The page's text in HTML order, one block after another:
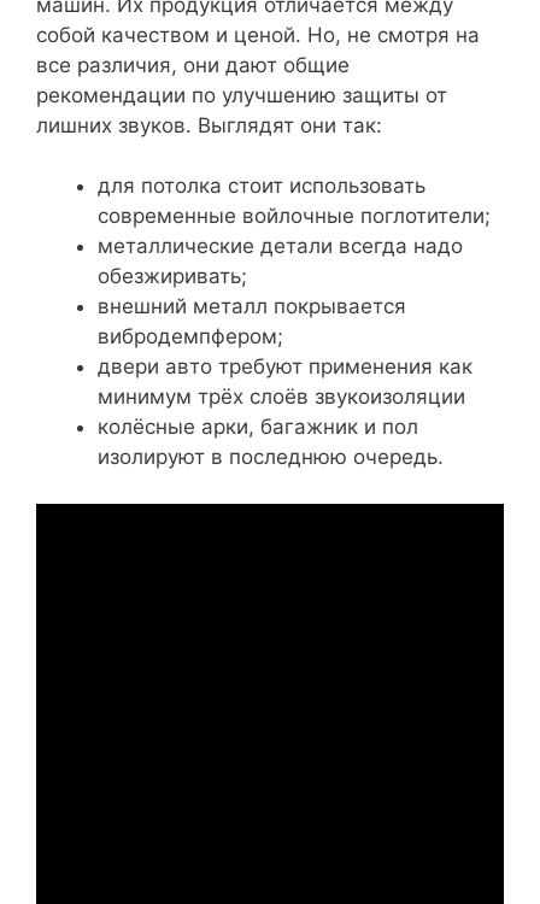
собой качеством и ценой. Но, не смотря на
все различия, они дают общие
рекомендации по улучшению защиты от
лишних звуков. Выглядят они так:
для потолка стоит использовать
современные войлочные поглотители;
металлические детали всегда надо
обезжиривать;
внешний металл покрывается
вибродемпфером;
двери авто требуют применения как
минимум трёх слоёв звукоизоляции
колёсные арки, багажник и пол
изолируют в последнюю очередь.